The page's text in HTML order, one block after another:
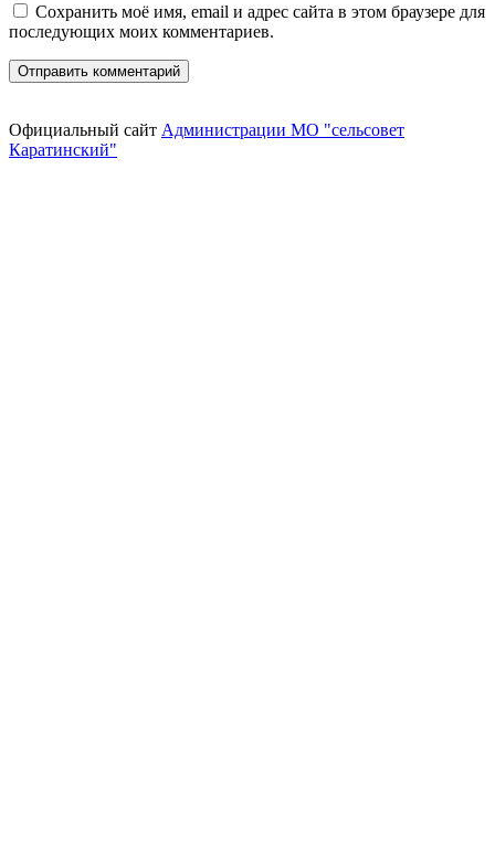
Сохранить моё имя, email и адрес сайта в этом браузере для
последующих моих комментариев.
Официальный сайт Администрации МО "сельсовет
Каратинский"